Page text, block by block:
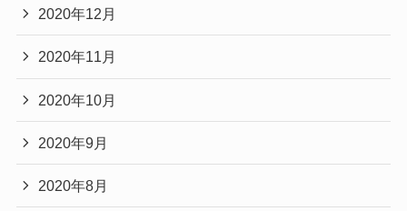
2020年12月
2020年11月
2020年10月
2020年9月
2020年8月